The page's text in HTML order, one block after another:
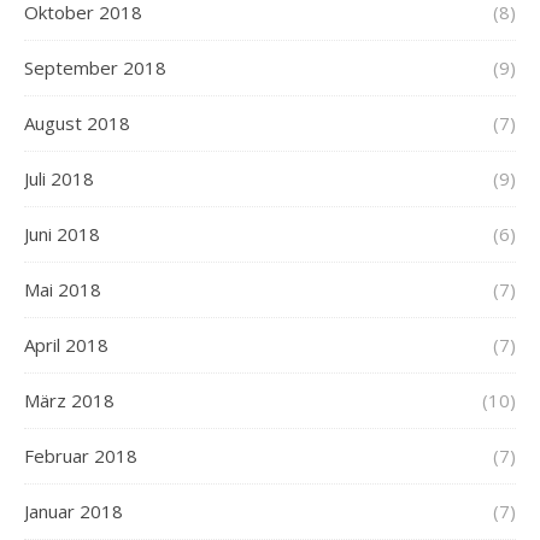
Oktober 2018 (8)
September 2018 (9)
August 2018 (7)
Juli 2018 (9)
Juni 2018 (6)
Mai 2018 (7)
April 2018 (7)
März 2018 (10)
Februar 2018 (7)
Januar 2018 (7)